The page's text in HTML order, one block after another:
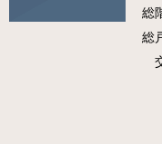
総
総